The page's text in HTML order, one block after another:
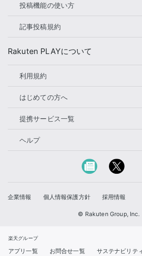
投稿機能の使い方
記事投稿規約
Rakuten PLAYについて
利用規約
はじめての方へ
提携サービス一覧
ヘルプ
企業情報 個人情報保護方針 採用情報
© Rakuten Group, Inc.
楽天グループ
アプリ一覧 お問合せ一覧 サステナビリテ